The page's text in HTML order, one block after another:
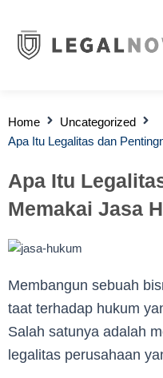
Home
Uncategorized
Apa Itu Legalitas dan
Apa Itu
Memakai Jasa
Membangun sebuah
taat terhadap hukum
Salah satunya adalah
legalitas perusahaan